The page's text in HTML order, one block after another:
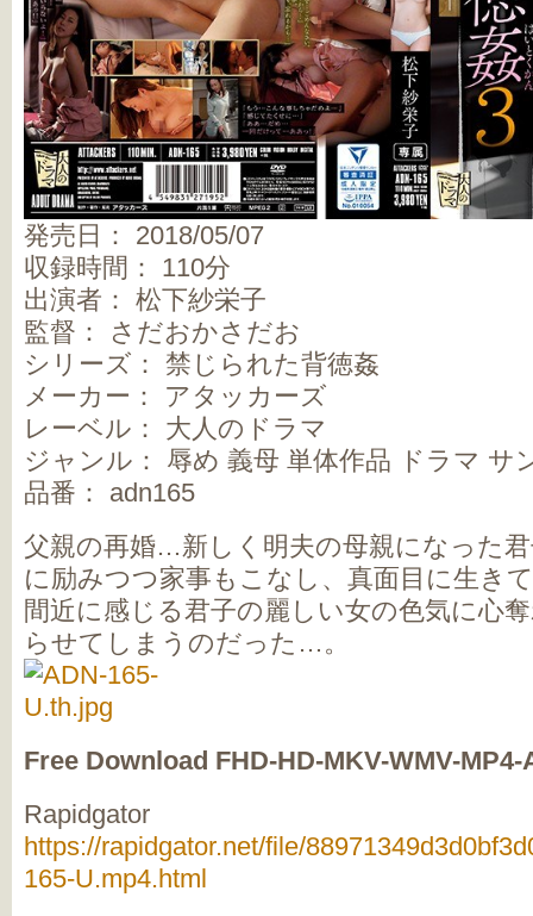
発売日： 2018/05/07
収録時間： 110分
出演者： 松下紗栄子
監督： さだおかさだお
シリーズ： 禁じられた背徳姦
メーカー： アタッカーズ
レーベル： 大人のドラマ
ジャンル： 辱め 義母 単体作品 ドラマ サ
品番： adn165
父親の再婚…新しく明夫の母親になった
に励みつつ家事もこなし、真面目に生き
間近に感じる君子の麗しい女の色気に心
らせてしまうのだった…。
Free Download FHD-HD-MKV-WMV-MP4-
Rapidgator
https://rapidgator.net/file/
165-U.mp4.html